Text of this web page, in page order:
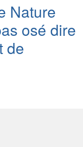
Nature
osé dire
de